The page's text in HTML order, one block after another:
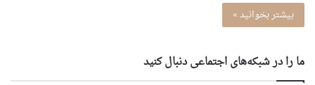
بیشتر بخوانید »
ما را در شبکه‌های اجتماعی دنبال کنید